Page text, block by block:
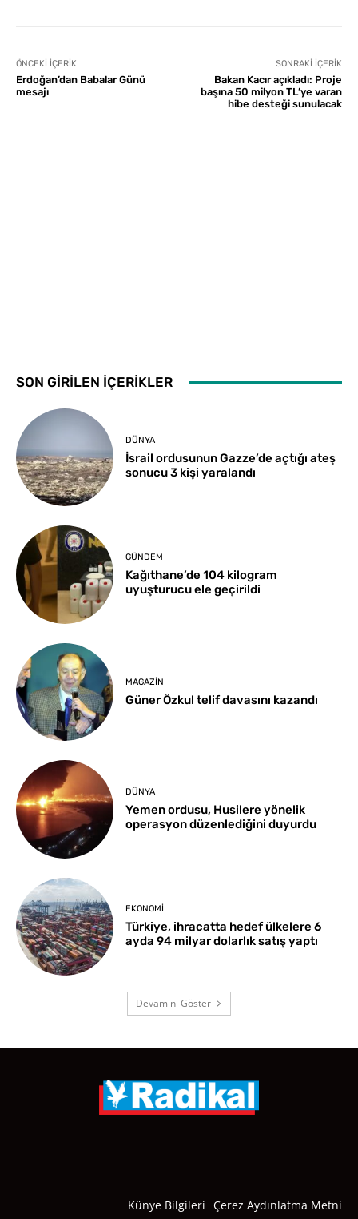
ÖNCEKI İÇERIK
Erdoğan’dan Babalar Günü
mesajı
SONRAKI İÇERIK
Bakan Kacır açıkladı: Proje
başına 50 milyon TL’ye varan
hibe desteği sunulacak
SON GİRİLEN İÇERİKLER
DÜNYA
İsrail ordusunun Gazze’de açtığı ateş
sonucu 3 kişi yaralandı
GÜNDEM
Kağıthane’de 104 kilogram
uyuşturucu ele geçirildi
MAGAZIN
Güner Özkul telif davasını kazandı
DÜNYA
Yemen ordusu, Husilere yönelik
operasyon düzenlediğini duyurdu
EKONOMI
Türkiye, ihracatta hedef ülkelere 6
ayda 94 milyar dolarlık satış yaptı
Devamını Göster
Künye Bilgileri Çerez Aydınlatma Metni